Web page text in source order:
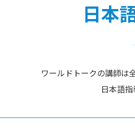
日本
ワールドトークの講師は
日本語指